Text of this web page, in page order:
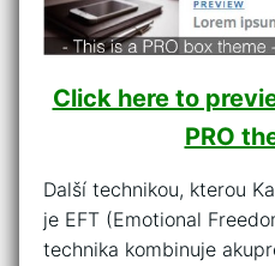
Click here to
PRO
Další ‍technikou, kterou
je EFT (Emotional
technika kombinuje